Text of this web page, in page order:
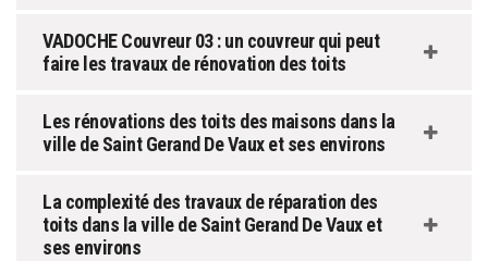
VADOCHE Couvreur 03 : un couvreur qui peut
faire les travaux de rénovation des toits
Les rénovations des toits des maisons dans la
ville de Saint Gerand De Vaux et ses environs
La complexité des travaux de réparation des
toits dans la ville de Saint Gerand De Vaux et
ses environs